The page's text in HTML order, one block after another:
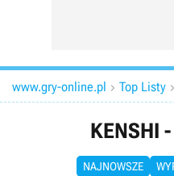
www.gry-online.pl  Top Listy 
KENSHI
NAJNOWSZE